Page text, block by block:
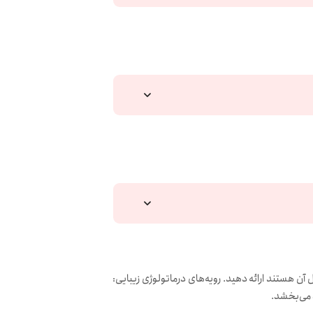
هستند ارائه دهید. رویه‌های درماتولوژی زیبایی: